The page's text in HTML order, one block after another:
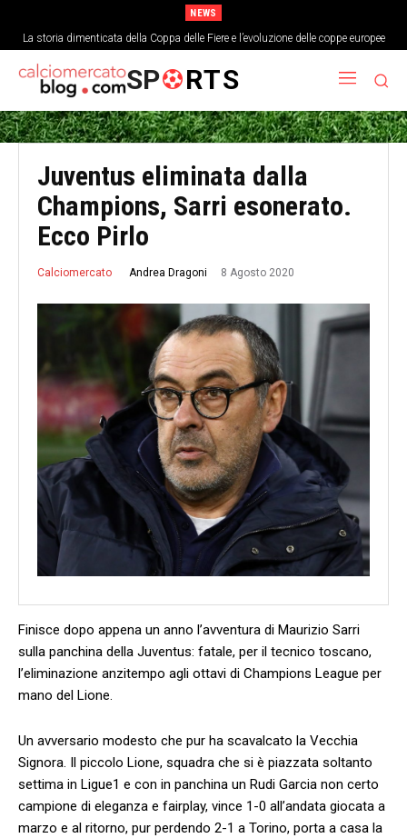
NEWS
La storia dimenticata della Coppa delle Fiere e l’evoluzione delle coppe europee
SP RTS
Juventus eliminata dalla
Champions, Sarri esonerato.
Ecco Pirlo
Calciomercato Andrea Dragoni 8 Agosto 2020
Finisce dopo appena un anno l’avventura di Maurizio Sarri
sulla panchina della Juventus: fatale, per il tecnico toscano,
l’eliminazione anzitempo agli ottavi di Champions League per
mano del Lione.
Un avversario modesto che pur ha scavalcato la Vecchia
Signora. Il piccolo Lione, squadra che si è piazzata soltanto
settima in Ligue1 e con in panchina un Rudi Garcia non certo
campione di eleganza e fairplay, vince 1-0 all’andata giocata a
marzo e al ritorno, pur perdendo 2-1 a Torino, porta a casa la